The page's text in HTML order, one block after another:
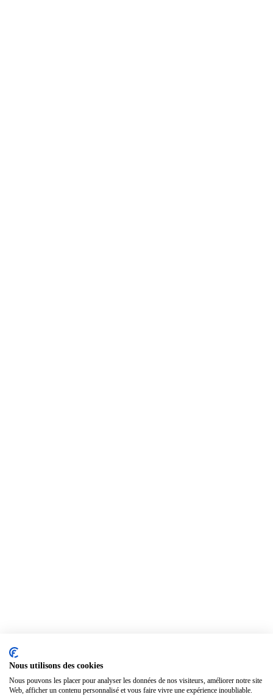
Nous utilisons des cookies
Nous pouvons les placer pour analyser les données de nos visiteurs, améliorer notre site
Web, afficher un contenu personnalisé et vous faire vivre une expérience inoubliable.